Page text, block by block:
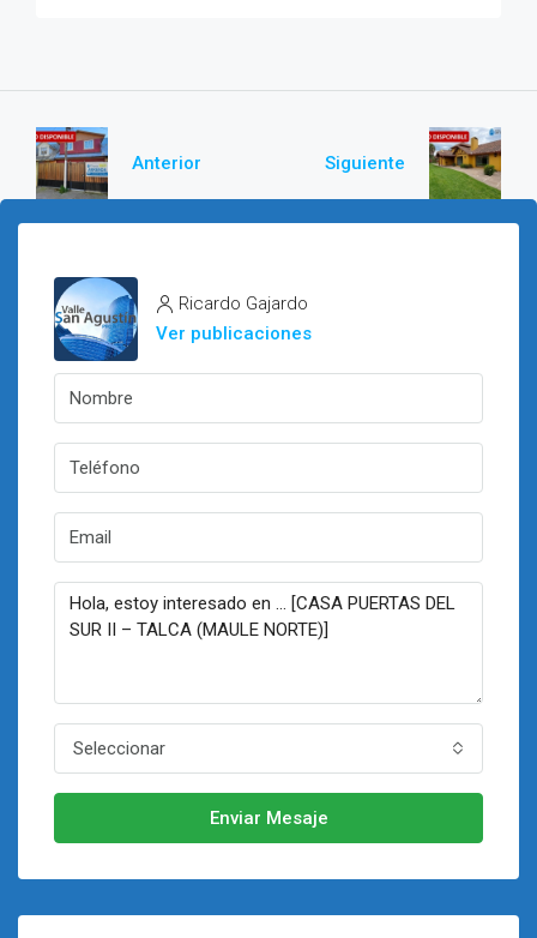
Anterior Siguiente
Ricardo Gajardo
Ver publicaciones
Seleccionar
Enviar Mesaje